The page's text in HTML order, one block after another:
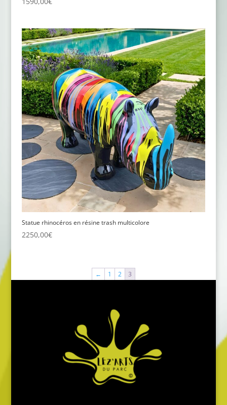
Statue rhinocéros en résine trash multicolore
2250,00€
← 1 2 3